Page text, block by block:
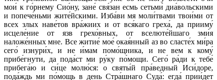
мои́ к го́рнему Сио́ну, зане́ свя́зан есмь сетьми́ диа́вольскими
и попече́ньми жите́йскими. Изба́ви мя моли́твами твои́ми от
всех злых наве́тов вра́жиих и от вся́каго греха́, да прииму́
исцеле́ние от язв грехо́вных, от вселюте́йшаго зми́я
наложе́нных мне. Все житие́ мое́ окая́нный аз во сласте́х ми́ра
сего́ изнури́х, и не и́мам помо́щника, и не вем к кому́
прибе́гнути, да пода́ст ми ру́ку по́мощи. Сего́ ра́ди к тебе́
прибега́ю и си́це молю́ся: о святы́й пра́ведный Иси́доре,
пода́ждь ми по́мощь в день Стра́шнаго Суда́: егда́ прии́дет